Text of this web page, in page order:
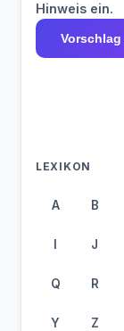
Hinweis ein.
LEXIKON
A B
I J
Q R
Y Z